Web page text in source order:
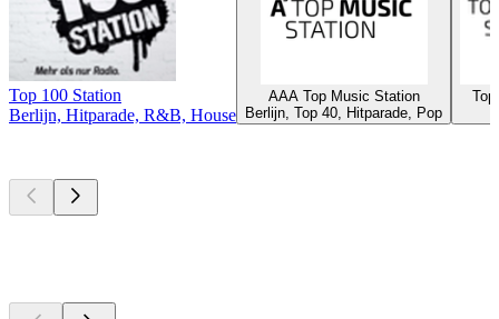
Top 100 Station
Berlijn, Hitparade, R&B, House
AAA Top Music Station
Berlijn, Top 40, Hitparade, Pop